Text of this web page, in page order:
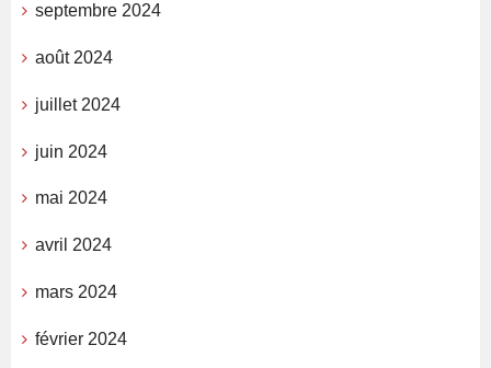
septembre 2024
août 2024
juillet 2024
juin 2024
mai 2024
avril 2024
mars 2024
février 2024